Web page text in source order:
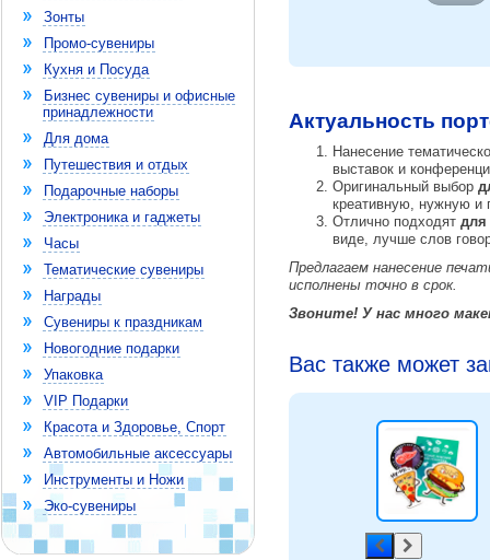
Зонты
Промо-сувениры
Кухня и Посуда
Бизнес сувениры и офисные
принадлежности
Для дома
Путешествия и отдых
Подарочные наборы
Электроника и гаджеты
Часы
Тематические сувениры
Награды
Сувениры к праздникам
Новогодние подарки
Упаковка
VIP Подарки
Красота и Здоровье, Спорт
Автомобильные аксессуары
Инструменты и Ножи
Эко-сувениры
Актуальность
Нанесение
выставок и
Оригинальный выбор
креативную, нужную и
Отлично подходят для
виде, лучше слов
Предлагаем нанесение
исполнены точно в срок.
Звоните! У нас много
Вас также может